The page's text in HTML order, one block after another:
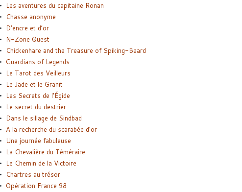
Les aventures du capitaine Ronan
Chasse anonyme
D’encre et d’or
N-Zone Quest
Chickenhare and the Treasure of Spiking-Beard
Guardians of Legends
Le Tarot des Veilleurs
Le Jade et le Granit
Les Secrets de l’Égide
Le secret du destrier
Dans le sillage de Sindbad
A la recherche du scarabée d’or
Une journée fabuleuse
La Chevalière du Téméraire
Le Chemin de la Victoire
Chartres au trésor
Opération France 98